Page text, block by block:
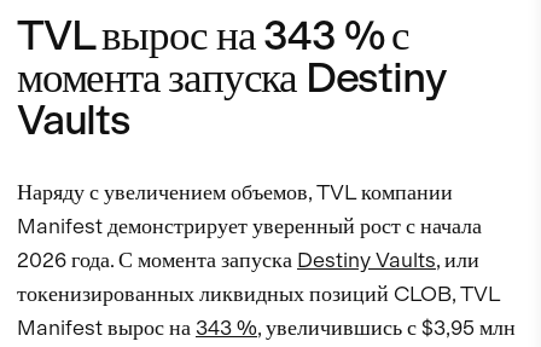
TVL вырос на 343 % с
момента запуска Destiny
Vaults
Наряду с увеличением объемов, TVL компании
Manifest демонстрирует уверенный рост с начала
2026 года. С момента запуска Destiny Vaults, или
токенизированных ликвидных позиций CLOB, TVL
Manifest вырос на 343 %, увеличившись с $3,95 млн